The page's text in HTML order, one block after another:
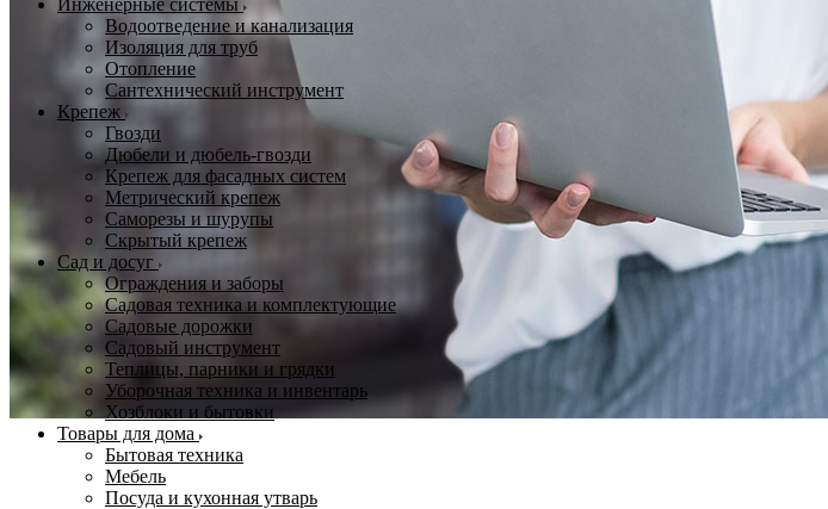
Инженерные системы
Водоотведение и канализация
Изоляция для труб
Отопление
Сантехнический инструмент
Крепеж
Гвозди
Дюбели и дюбель-гвозди
Крепеж для фасадных систем
Метрический крепеж
Саморезы и шурупы
Скрытый крепеж
Сад и досуг
Ограждения и заборы
Садовая техника и комплектующие
Садовые дорожки
Садовый инструмент
Теплицы, парники и грядки
Уборочная техника и инвентарь
Хозблоки и бытовки
Товары для дома
Бытовая техника
Мебель
Посуда и кухонная утварь